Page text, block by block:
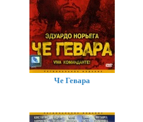
Че Гевара